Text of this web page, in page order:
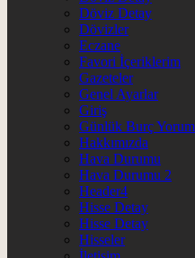
Döviz Detay
Dövizler
Eczane
Favori İçeriklerim
Gazeteler
Genel Ayarlar
Giriş
Günlük Burç
Hakkımızda
Hava Durumu
Hava Durumu 2
Header4
Hisse Detay
Hisse Detay
Hisseler